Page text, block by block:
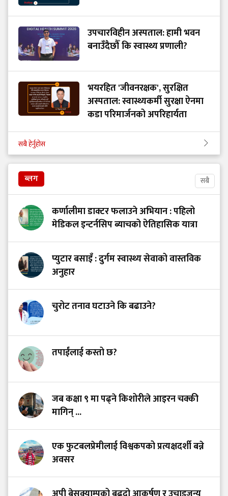
उपचारविहीन अस्पताल: हामी भवन
बनाउँदैछौँ कि स्वास्थ्य प्रणाली?
भयरहित 'जीवनरक्षक', सुरक्षित
अस्पताल: स्वास्थ्यकर्मी सुरक्षा ऐनमा
कडा परिमार्जनको अपरिहार्यता
सबै हेर्नुहोस
ब्लग सबै
कर्णालीमा डाक्टर फलाउने अभियान : पहिलो
मेडिकल इन्टर्नसिप ब्याचको ऐतिहासिक यात्रा
प्युटार बसाइँ : दुर्गम स्वास्थ्य सेवाको वास्तविक
अनुहार
चुरोट तनाव घटाउने कि बढाउने?
तपाईंलाई कस्तो छ?
जब कक्षा ९ मा पढ्ने किशोरीले आइरन चक्की
मागिन् ...
एक फुटबलप्रेमीलाई विश्वकपको प्रत्यक्षदर्शी बन्ने
अवसर